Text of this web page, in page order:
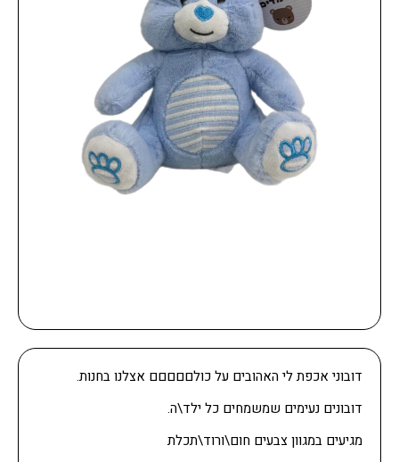
דובוני אכפת לי האהובים על כולםםםםם אצלנו בחנות.
דובונים נעימים שמשמחים כל ילד\ה.
מגיעים במגוון צבעים חום\ורוד\תכלת